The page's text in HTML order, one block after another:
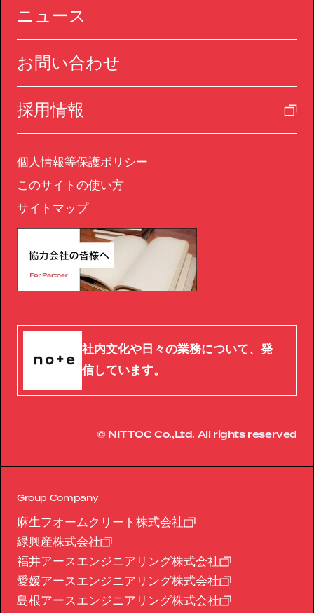
ニュース
お問い合わせ
採用情報
個人情報等保護ポリシー
このサイトの使い方
サイトマップ
社内文化や日々の業務について、発
信しています。
© NITTOC Co.,Ltd. All rights reserved
Group Company
麻生フオームクリート株式会社
緑興産株式会社
福井アースエンジニアリング株式会社
愛媛アースエンジニアリング株式会社
島根アースエンジニアリング株式会社